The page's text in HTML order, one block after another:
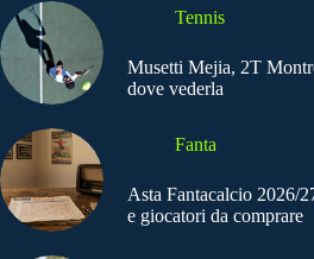
Tennis
Musetti Mejia, 2T
dove vederla
Fanta
Asta Fantacalcio 2026/
e giocatori da comprare